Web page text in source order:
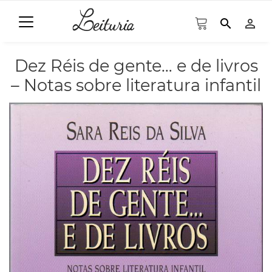
search person_outline
Dez Réis de gente… e de livros
– Notas sobre literatura infantil